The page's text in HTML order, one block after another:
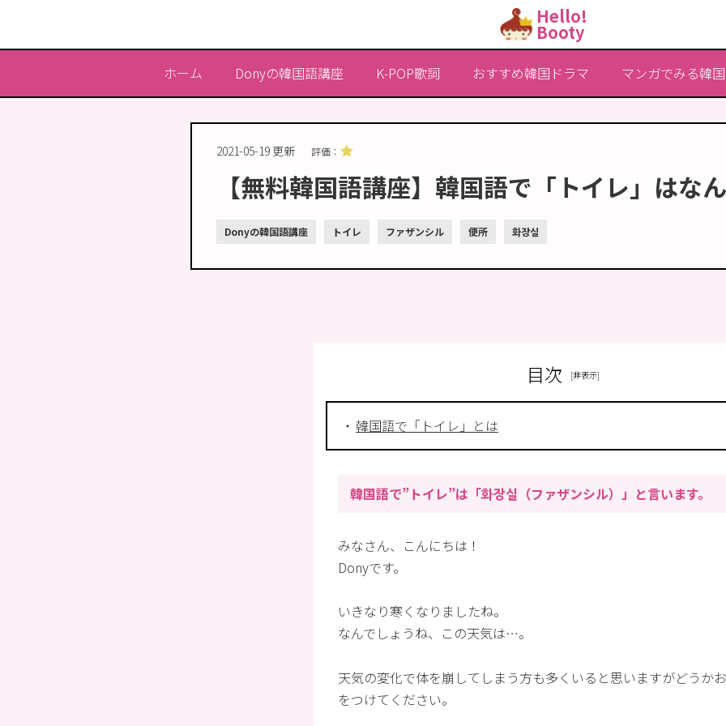
ホーム Donyの韓国語講座 K-POP歌詞 おすすめ韓国ドラマ マンガでみる韓
Hello!
Booty
2021-05-19 更新 評価：
【無料韓国語講座】韓国語で「トイレ」はな
Donyの韓国語講座 トイレ ファザンシル 便所 화장실
目次
韓国語で「トイレ」とは
韓国語で”トイレ”は「화장실（ファザンシル）」と言います。
みなさん、こんにちは！
Donyです。
いきなり寒くなりましたね。
なんでしょうね、この天気は…。
天気の変化で体を崩してしまう方も多くいると思いますがどうか
をつけてください。